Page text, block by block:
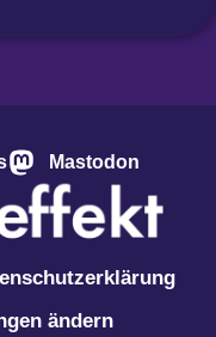
Mastodon
ändern